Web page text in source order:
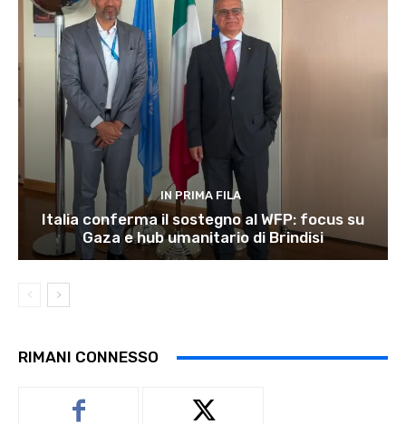
IN PRIMA FILA
Italia conferma il sostegno al WFP: focus su
Gaza e hub umanitario di Brindisi
RIMANI CONNESSO